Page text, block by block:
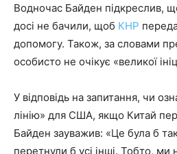
Водночас Байден підкреслив,
досі не бачили, щоб КНР
допомогу. Також, за словами
особисто не очікує «великої
У відповідь на запитання, чи
лінію» для США, якщо Китай
Байден зауважив: «Це була б
перетнули б усі інші. Тобто, ми